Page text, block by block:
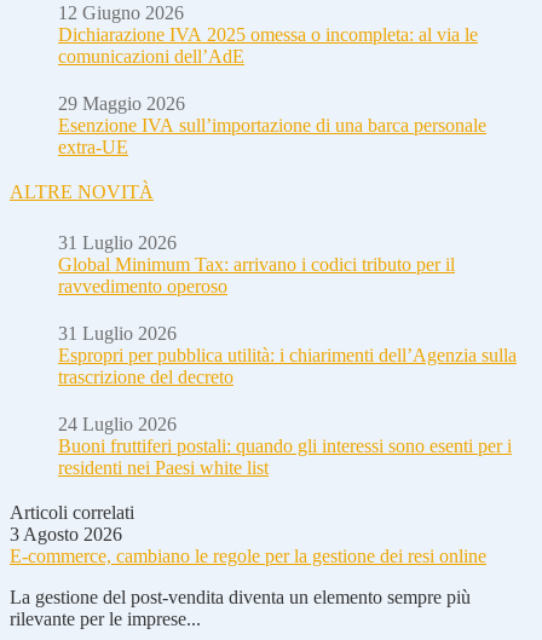
12 Giugno 2026
Dichiarazione IVA 2025 omessa o incompleta: al via le
comunicazioni dell’AdE
29 Maggio 2026
Esenzione IVA sull’importazione di una barca personale
extra-UE
ALTRE NOVITÀ
31 Luglio 2026
Global Minimum Tax: arrivano i codici tributo per il
ravvedimento operoso
31 Luglio 2026
Espropri per pubblica utilità: i chiarimenti dell’Agenzia sulla
trascrizione del decreto
24 Luglio 2026
Buoni fruttiferi postali: quando gli interessi sono esenti per i
residenti nei Paesi white list
Articoli correlati
3 Agosto 2026
E-commerce, cambiano le regole per la gestione dei resi online
La gestione del post-vendita diventa un elemento sempre più
rilevante per le imprese...